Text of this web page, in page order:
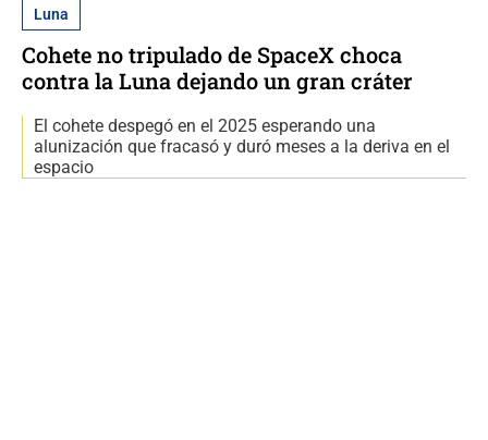
Luna
Cohete no tripulado de SpaceX choca
contra la Luna dejando un gran cráter
El cohete despegó en el 2025 esperando una
alunización que fracasó y duró meses a la deriva en el
espacio